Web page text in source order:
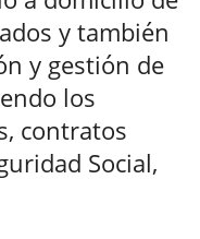
y también
y gestión de
los
contratos
Social,